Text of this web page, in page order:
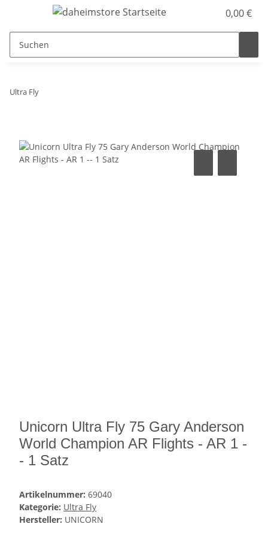
0,00 €
Ultra Fly
Unicorn Ultra Fly 75 Gary Anderson
World Champion AR Flights - AR 1 -
- 1 Satz
Artikelnummer: 69040
Kategorie: Ultra Fly
Hersteller: UNICORN